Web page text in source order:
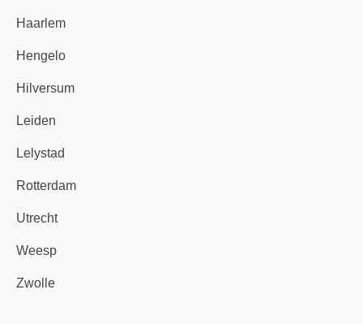
Haarlem
Hengelo
Hilversum
Leiden
Lelystad
Rotterdam
Utrecht
Weesp
Zwolle